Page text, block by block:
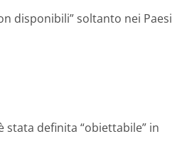
disponibili” soltanto nei Paesi
stata definita “obiettabile” in